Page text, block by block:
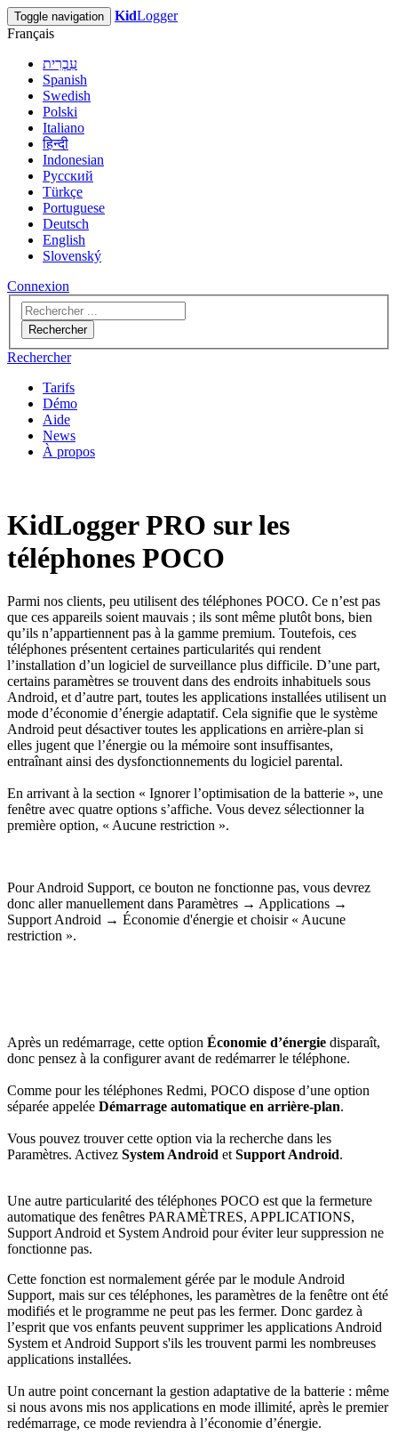
Toggle navigation KidLogger
Français
עִבְרִית
Spanish
Swedish
Polski
Italiano
हिन्दी
Indonesian
Русский
Türkçe
Portuguese
Deutsch
English
Slovenský
Connexion
Rechercher
Rechercher
Tarifs
Démo
Aide
News
À propos
KidLogger PRO sur les
téléphones POCO
Parmi nos clients, peu utilisent des téléphones POCO. Ce n’est pas
que ces appareils soient mauvais ; ils sont même plutôt bons, bien
qu’ils n’appartiennent pas à la gamme premium. Toutefois, ces
téléphones présentent certaines particularités qui rendent
l’installation d’un logiciel de surveillance plus difficile. D’une part,
certains paramètres se trouvent dans des endroits inhabituels sous
Android, et d’autre part, toutes les applications installées utilisent un
mode d’économie d’énergie adaptatif. Cela signifie que le système
Android peut désactiver toutes les applications en arrière-plan si
elles jugent que l’énergie ou la mémoire sont insuffisantes,
entraînant ainsi des dysfonctionnements du logiciel parental.
En arrivant à la section « Ignorer l’optimisation de la batterie », une
fenêtre avec quatre options s’affiche. Vous devez sélectionner la
première option, « Aucune restriction ».
Pour Android Support, ce bouton ne fonctionne pas, vous devrez
donc aller manuellement dans Paramètres → Applications →
Support Android → Économie d'énergie et choisir « Aucune
restriction ».
Après un redémarrage, cette option Économie d’énergie disparaît,
donc pensez à la configurer avant de redémarrer le téléphone.
Comme pour les téléphones Redmi, POCO dispose d’une option
séparée appelée Démarrage automatique en arrière-plan.
Vous pouvez trouver cette option via la recherche dans les
Paramètres. Activez System Android etSupport Android.
Une autre particularité des téléphones POCO est que la fermeture
automatique des fenêtres PARAMÈTRES, APPLICATIONS,
Support Android et System Android pour éviter leur suppression ne
fonctionne pas.
Cette fonction est normalement gérée par le module Android
Support, mais sur ces téléphones, les paramètres de la fenêtre ont été
modifiés et le programme ne peut pas les fermer. Donc gardez à
l’esprit que vos enfants peuvent supprimer les applications Android
System et Android Support s'ils les trouvent parmi les nombreuses
applications installées.
Un autre point concernant la gestion adaptative de la batterie : même
si nous avons mis nos applications en mode illimité, après le premier
redémarrage, ce mode reviendra à l’économie d’énergie.